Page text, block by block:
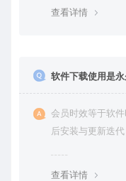
查看详情
软件下载使用是永
会员时效等于软
后安装与更新迭
查看详情